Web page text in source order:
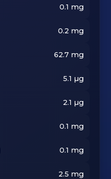
0.1 mg
0.2 mg
62.7mg
5.1 µg
2.1 µg
0.1 mg
0.1 mg
2.5 mg